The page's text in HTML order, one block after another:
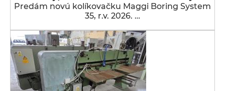
Predám novú kolíkovačku Maggi Boring System
35, r.v. 2026. …